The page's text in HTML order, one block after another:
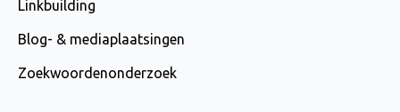
uitvoering – naar een hoger niveau. Absoluut
een aanrader!
Linkbuilding
Blog- & mediaplaatsingen
Zoekwoordenonderzoek